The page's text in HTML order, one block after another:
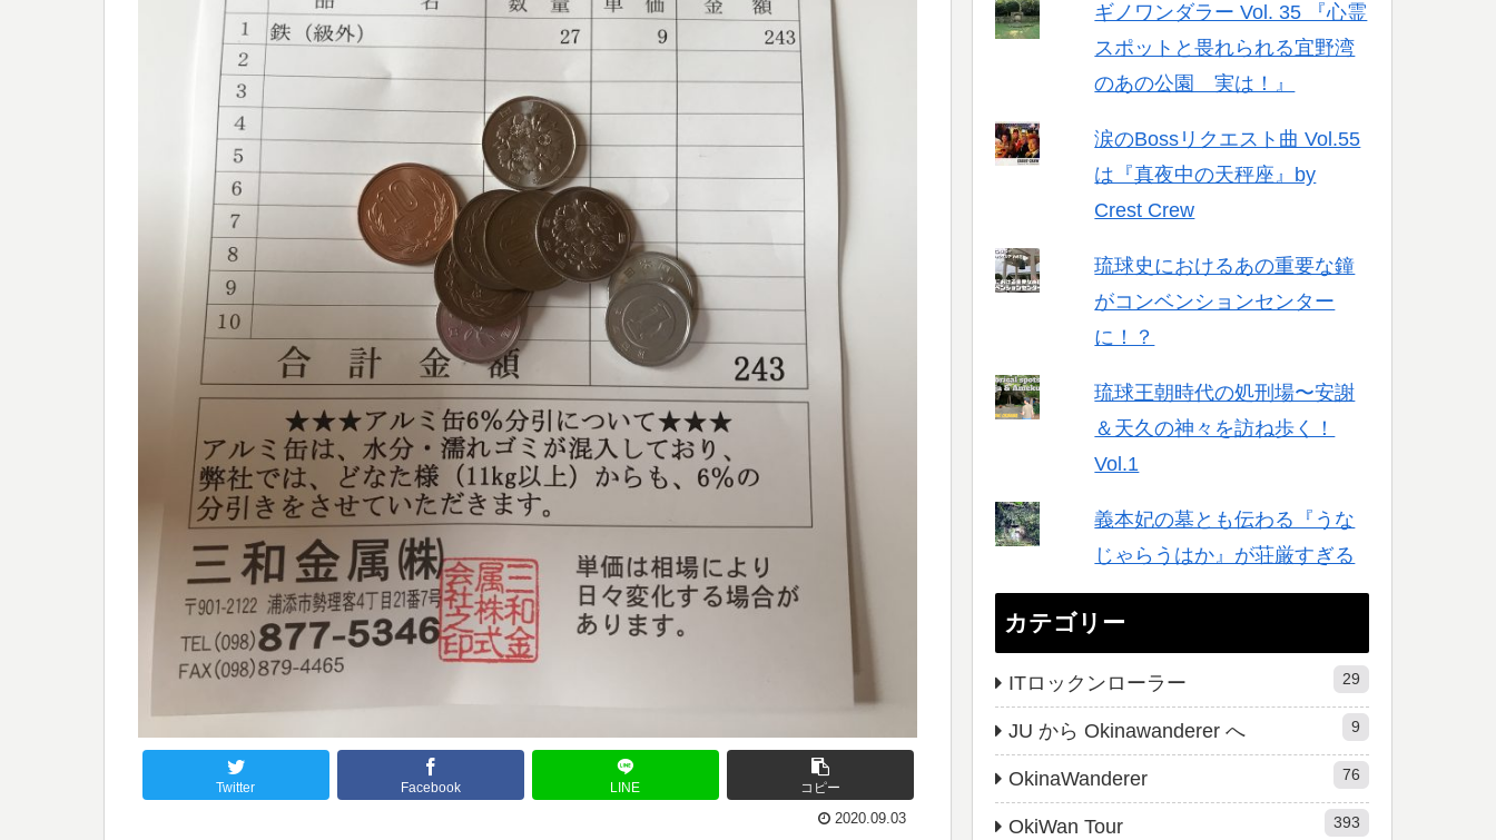
Twitter Facebook LINE コピー
2020.09.03
ギノワンダラー Vol. 35 『心霊
スポットと畏れられる宜野湾
のあの公園 実は！』
涙のBossリクエスト曲 Vol.55
は『真夜中の天秤座』by
Crest Crew
琉球史におけるあの重要な鐘
がコンベンションセンター
に！？
琉球王朝時代の処刑場〜安謝
＆天久の神々を訪ね歩く！
Vol.1
義本妃の墓とも伝わる『うな
じゃらうはか』が荘厳すぎる
カテゴリー
ITロックンローラー 29
JU から Okinawanderer へ 9
OkinaWanderer 76
OkiWan Tour 393